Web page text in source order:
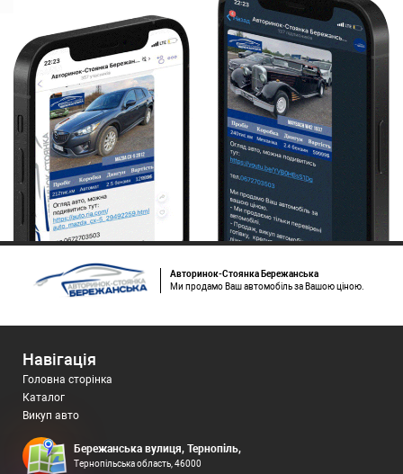
Авторинок-Стоянка Бережанська
Ми продамо Ваш автомобіль за Вашою ціною.
Навігація
Головна сторінка
Каталог
Викуп авто
Бережанська вулиця, Тернопіль,
Тернопільська область, 46000